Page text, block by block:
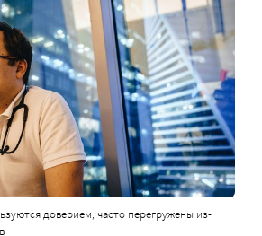
доверием, часто перегружены из-